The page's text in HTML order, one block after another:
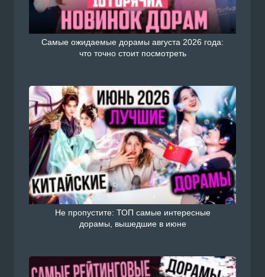
Самые ожидаемые дорамы августа 2026 года:
что точно стоит посмотреть
Не пропустите: ТОП самые интересные
дорамы, вышедшие в июне